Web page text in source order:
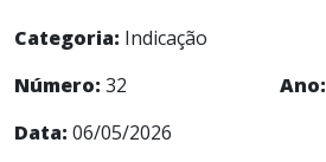
Categoria: Indicação
Número: 32 Ano:
Data: 06/05/2026